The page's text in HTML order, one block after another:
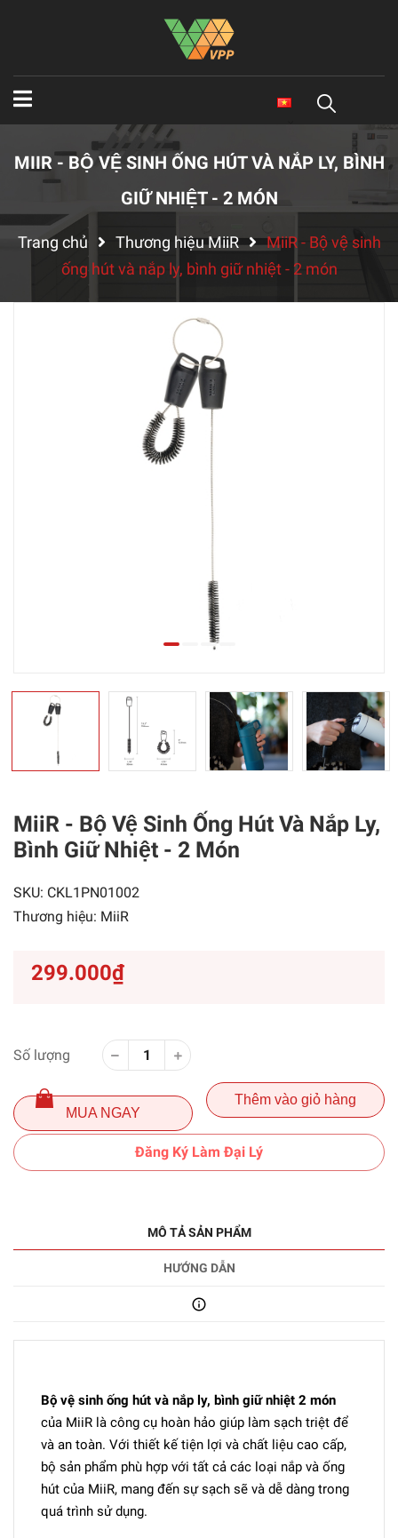
MIIR - BỘ VỆ SINH ỐNG HÚT VÀ NẮP LY, BÌNH
GIỮ NHIỆT - 2 MÓN
Trang chủ Thương hiệu MiiR
MiiR - Bộ vệ sinh
ống hút và nắp ly, bình giữ nhiệt - 2 món
MiiR - Bộ Vệ Sinh Ống Hút Và Nắp Ly,
Bình Giữ Nhiệt - 2 Món
SKU: CKL1PN01002
Thương hiệu: MiiR
299.000₫
Số lượng
MUA NGAY
Thêm vào giỏ hàng
Đăng Ký Làm Đại Lý
MÔ TẢ SẢN PHẨM
HƯỚNG DẪN
Bộ vệ sinh ống hút và nắp ly, bình giữ nhiệt 2 món
của MiiR là công cụ hoàn hảo giúp làm sạch triệt để
và an toàn. Với thiết kế tiện lợi và chất liệu cao cấp,
bộ sản phẩm phù hợp với tất cả các loại nắp và ống
hút của MiiR, mang đến sự sạch sẽ và dễ dàng trong
quá trình sử dụng.